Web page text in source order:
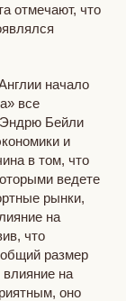
отмечают, что
начало
все
Эндрю Бейли
и
в том, что
ведете
рынки,
на
что
общий размер
на
оно